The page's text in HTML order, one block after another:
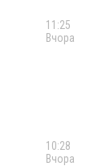
11:25
Вчора
10:28
Вчора